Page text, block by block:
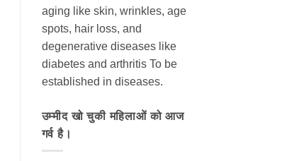
aging like skin, wrinkles, age
spots, hair loss, and
degenerative diseases like
diabetes and arthritis To be
established in diseases.
उम्मीद खो चुकी महिलाओं को आज
गर्व है।